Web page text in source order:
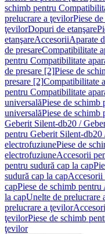
schimb pentru
prelucrare a ţevilorPiese
ţevilorDopuri de etanşare
etanşareAccesoriiAparate
de presareCompatibilitate
pentru Compatibilitate
de presare [2]Piese de
presare [2]Compatibilitate
pentru Compatibilitate
universalăPiese de schimb
universalăPiese de schimb
Geberit Silent-db20 /
pentru Geberit Silent-
electrofuziunePiese de
electrofuziuneAccesorii
pentru sudură cap la cap
sudură cap la capAccesorii
capPiese de schimb
la capUnelte de prelucrare
prelucrare a ţevilor
ţevilorPiese de schimb
ţevilor